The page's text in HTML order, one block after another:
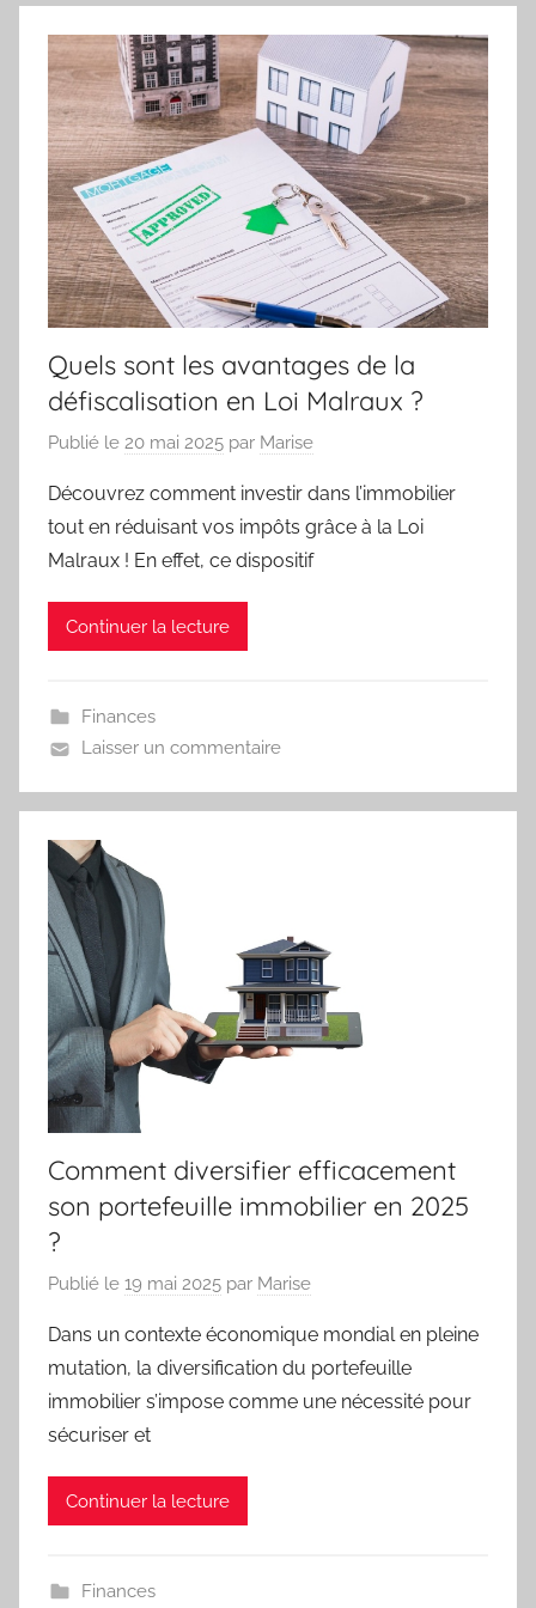
Quels sont les avantages de la
défiscalisation en Loi Malraux ?
Publié le 20 mai 2025 par Marise
Découvrez comment investir dans l’immobilier
tout en réduisant vos impôts grâce à la Loi
Malraux ! En effet, ce dispositif
Continuer la lecture
Finances
Laisser un commentaire
Comment diversifier efficacement
son portefeuille immobilier en 2025
?
Publié le 19 mai 2025 par Marise
Dans un contexte économique mondial en pleine
mutation, la diversification du portefeuille
immobilier s’impose comme une nécessité pour
sécuriser et
Continuer la lecture
Finances